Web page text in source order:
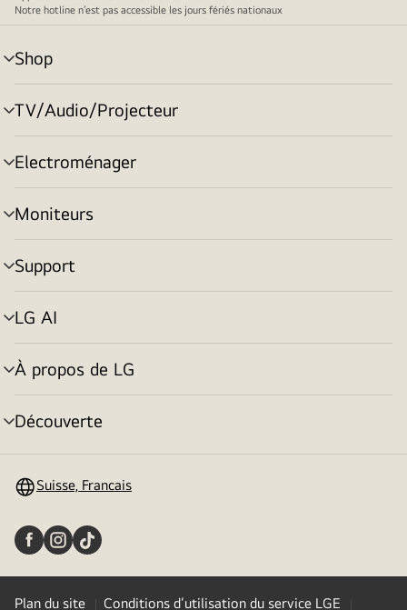
Notre hotline n’est pas accessible les jours fériés nationaux
Shop
menu
déroulant
TV/Audio/Projecteur
menu
déroulant
Electroménager
menu
déroulant
Moniteurs
menu
déroulant
Support
menu
déroulant
LG AI
menu
déroulant
À propos de LG
menu
déroulant
Découverte
menu
Suisse, Francais
Plan du site Conditions d’utilisation du service LGE